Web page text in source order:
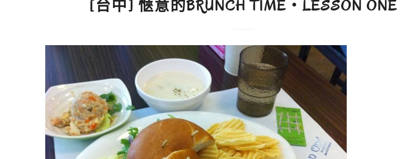
[台中] 愜意的BRUNCH TIME‧LESSON ONE